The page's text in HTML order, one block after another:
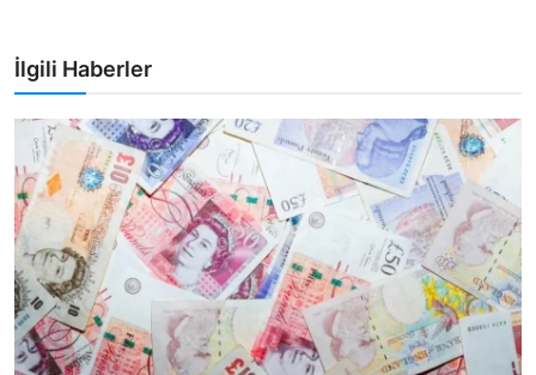
İlgili Haberler